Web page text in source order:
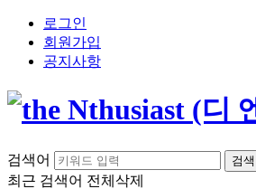
로그인
회원가입
공지사항
검색어 검색
최근 검색어 전체삭제